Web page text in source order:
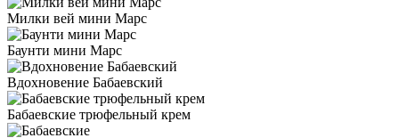
Милки вей мини Марс
Баунти мини Марс
Вдохновение Бабаевский
Бабаевские трюфельный крем